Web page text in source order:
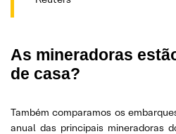
As mineradoras
de casa?
Também comparamos os
anual das principais mineradoras